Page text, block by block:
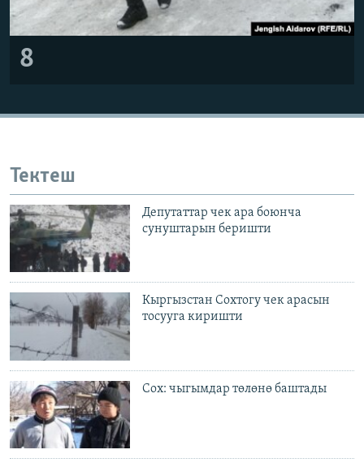
8
Тектеш
Депутаттар чек ара боюнча
сунуштарын беришти
Кыргызстан Сохтогу чек арасын
тосууга киришти
Сох: чыгымдар төлөнө баштады